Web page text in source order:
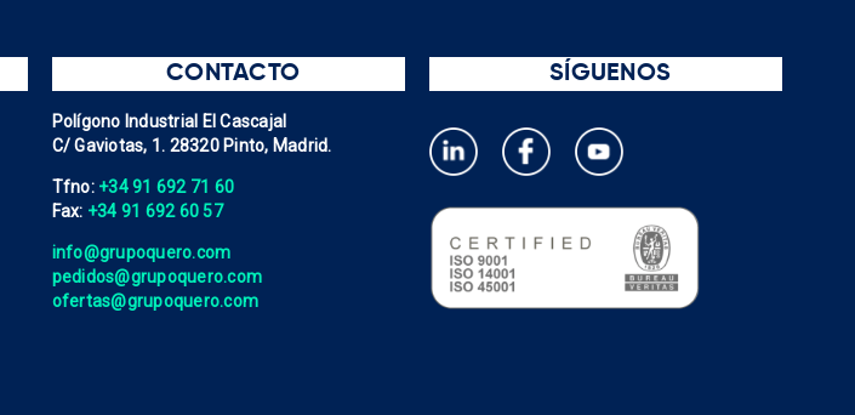
CONTACTO
Polígono Industrial El Cascajal
C/ Gaviotas, 1. 28320 Pinto, Madrid.
Tfno: +34 91 692 71 60
Fax: +34 91 692 60 57
info@grupoquero.com
pedidos@grupoquero.com
ofertas@grupoquero.com
SÍGUENOS